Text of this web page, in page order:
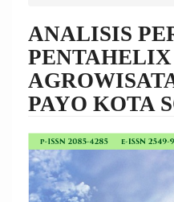
Content
Sidebar
ANALISIS
PAYO KOTA
Article
Sidebar